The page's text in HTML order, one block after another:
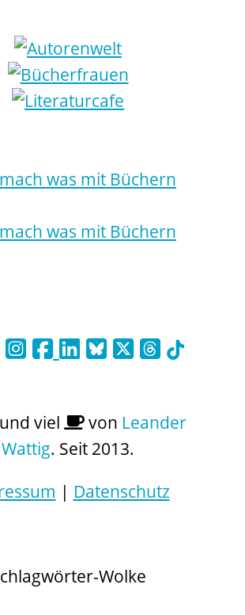
viel von Leander
Wattig. Seit 2013.
| Datenschutz
Wolke